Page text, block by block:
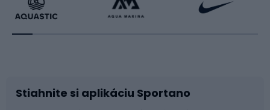
Beh
Príslušenstvo k bicyklom
Raketové športy
Sane a kĺzačky
Stiahnite si aplikáciu Sportano